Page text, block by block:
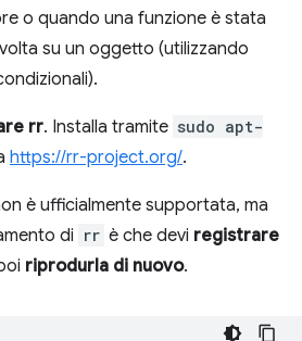
o quando una funzione è stata
su un oggetto (utilizzando
rr. Installa tramite sudo apt-
https://rr-project.org/.
è ufficialmente supportata, ma
di rr è che devi registrare
riprodurla di nuovo.